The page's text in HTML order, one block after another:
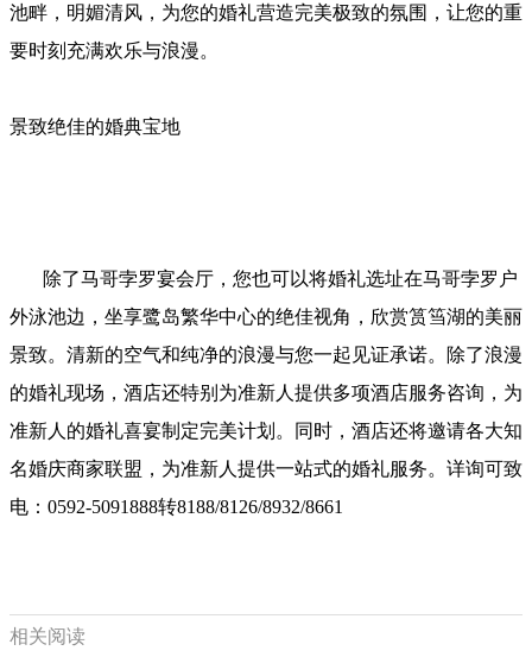
池畔，明媚清风，为您的婚礼营造完美极致的氛围，让您的重
要时刻充满欢乐与浪漫。
景致绝佳的婚典宝地
除了马哥孛罗宴会厅，您也可以将婚礼选址在马哥孛罗户
外泳池边，坐享鹭岛繁华中心的绝佳视角，欣赏筼筜湖的美丽
景致。清新的空气和纯净的浪漫与您一起见证承诺。除了浪漫
的婚礼现场，酒店还特别为准新人提供多项酒店服务咨询，为
准新人的婚礼喜宴制定完美计划。同时，酒店还将邀请各大知
名婚庆商家联盟，为准新人提供一站式的婚礼服务。详询可致
电：0592-5091888转8188/8126/8932/8661
相关阅读